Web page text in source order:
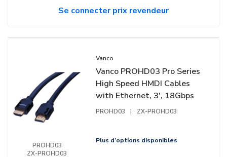
Se connecter prix revendeur
PROHD03
ZX-PROHD03
Vanco
Vanco PROHD03 Pro Series
High Speed HMDI Cables
with Ethernet, 3', 18Gbps
PROHD03 | ZX-PROHD03
Plus d’options disponibles